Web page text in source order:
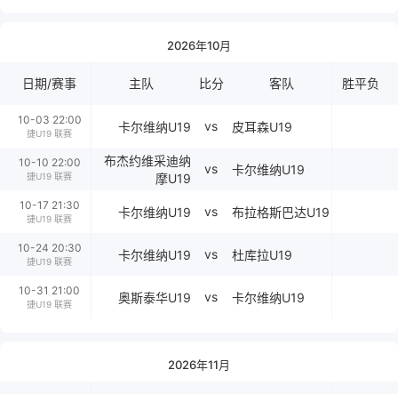
2026年10月
日期/赛事 主队 比分 客队 胜平负
10-03 22:00
捷U19 联赛 卡尔维纳U19 vs 皮耳森U19
10-10 22:00
捷U19 联赛
布杰约维采迪纳
摩U19
vs 卡尔维纳U19
10-17 21:30
捷U19 联赛 卡尔维纳U19 vs 布拉格斯巴达U19
10-24 20:30
捷U19 联赛 卡尔维纳U19 vs 杜库拉U19
10-31 21:00
捷U19 联赛 奥斯泰华U19 vs 卡尔维纳U19
2026年11月